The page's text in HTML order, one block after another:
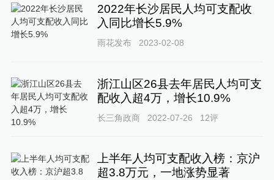
2022年长沙居民人均可支配收
入同比增长5.9%
雨花发布 2023-02-08
浙江山区26县去年居民人均可支
配收入超4万，增长10.9%
长三角政商 2022-07-26 12评
上半年人均可支配收入榜：京沪
超3.8万元，一地涨势显著